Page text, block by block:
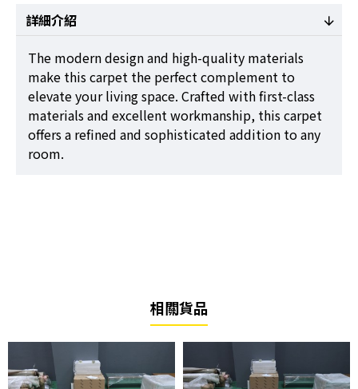
詳細介紹
The modern design and high-quality materials
make this carpet the perfect complement to
elevate your living space. Crafted with first-class
materials and excellent workmanship, this carpet
offers a refined and sophisticated addition to any
room.
相關貨品